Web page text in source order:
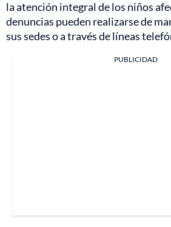
la atención integral de los niños
denuncias pueden realizarse de
sus sedes o a través de líneas
PUBLICIDAD